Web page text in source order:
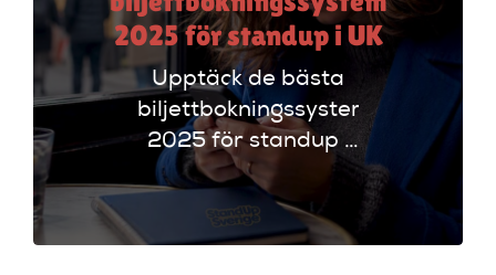
2025 för standup i UK
Upptäck de bästa
biljettbokningssystem
2025 för standup i
UK. Jämför
plattformar som
Ticketmaster och